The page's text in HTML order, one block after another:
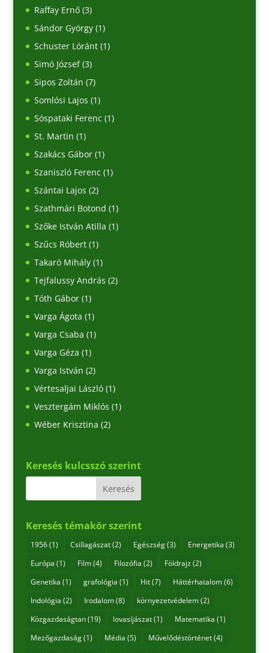
Raffay Ernő(3)
Sándor György(1)
Schuster Lóránt(1)
Simó József(3)
Sipos Zoltán (7)
Somlósi Lajos (1)
Sóspataki Ferenc (1)
St. Martin (1)
Szakács Gábor(1)
Szaniszló Ferenc (1)
Szántai Lajos (2)
Szathmári Botond (1)
Szőke István Atilla (1)
Szűcs Róbert(1)
Takaró Mihály(1)
Tejfalussy András (2)
Tóth Gábor(1)
Varga Ágota (1)
Varga Csaba (1)
Varga Géza (1)
Varga István (2)
Vértesaljai László(1)
Vesztergám Miklós (1)
Wéber Krisztina (2)
Keresés kulcsszó szerint
Keresés témakör szerint
1956(1) Csillagászat(2) Egészség(3) Energetika (3)
Európa (1) Film(4) Filozófia (2) Földrajz(2)
Genetika (1) grafológia (1) Hit(7) Háttérhatalom(6)
Indológia (2) Irodalom(8) környezetvédelem(2)
Közgazdaságtan(19) lovasíjászat(1) Matematika (1)
Mezőgazdaság(1) Média (5) Művelődéstörténet(4)